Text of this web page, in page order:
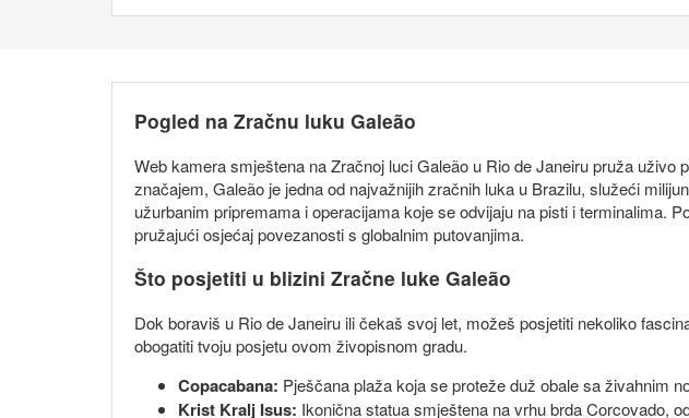
Pogled na Zračnu luku Galeão
Web kamera smještena na Zračnoj luci Galeão u Rio de Janeiru pruža
značajem, Galeão je jedna od najvažnijih zračnih luka u Brazilu, služeći
užurbanim pripremama i operacijama koje se odvijaju na pisti i terminalima.
pružajući osjećaj povezanosti s globalnim putovanjima.
Što posjetiti u blizini Zračne luke Galeão
Dok boraviš u Rio de Janeiru ili čekaš svoj let, možeš posjetiti nekoliko
obogatiti tvoju posjetu ovom živopisnom gradu.
Copacabana: Pješčana plaža koja se proteže duž obale sa živahnim
Krist Kralj Isus: Ikonična statua smještena na vrhu brda Corcovado,